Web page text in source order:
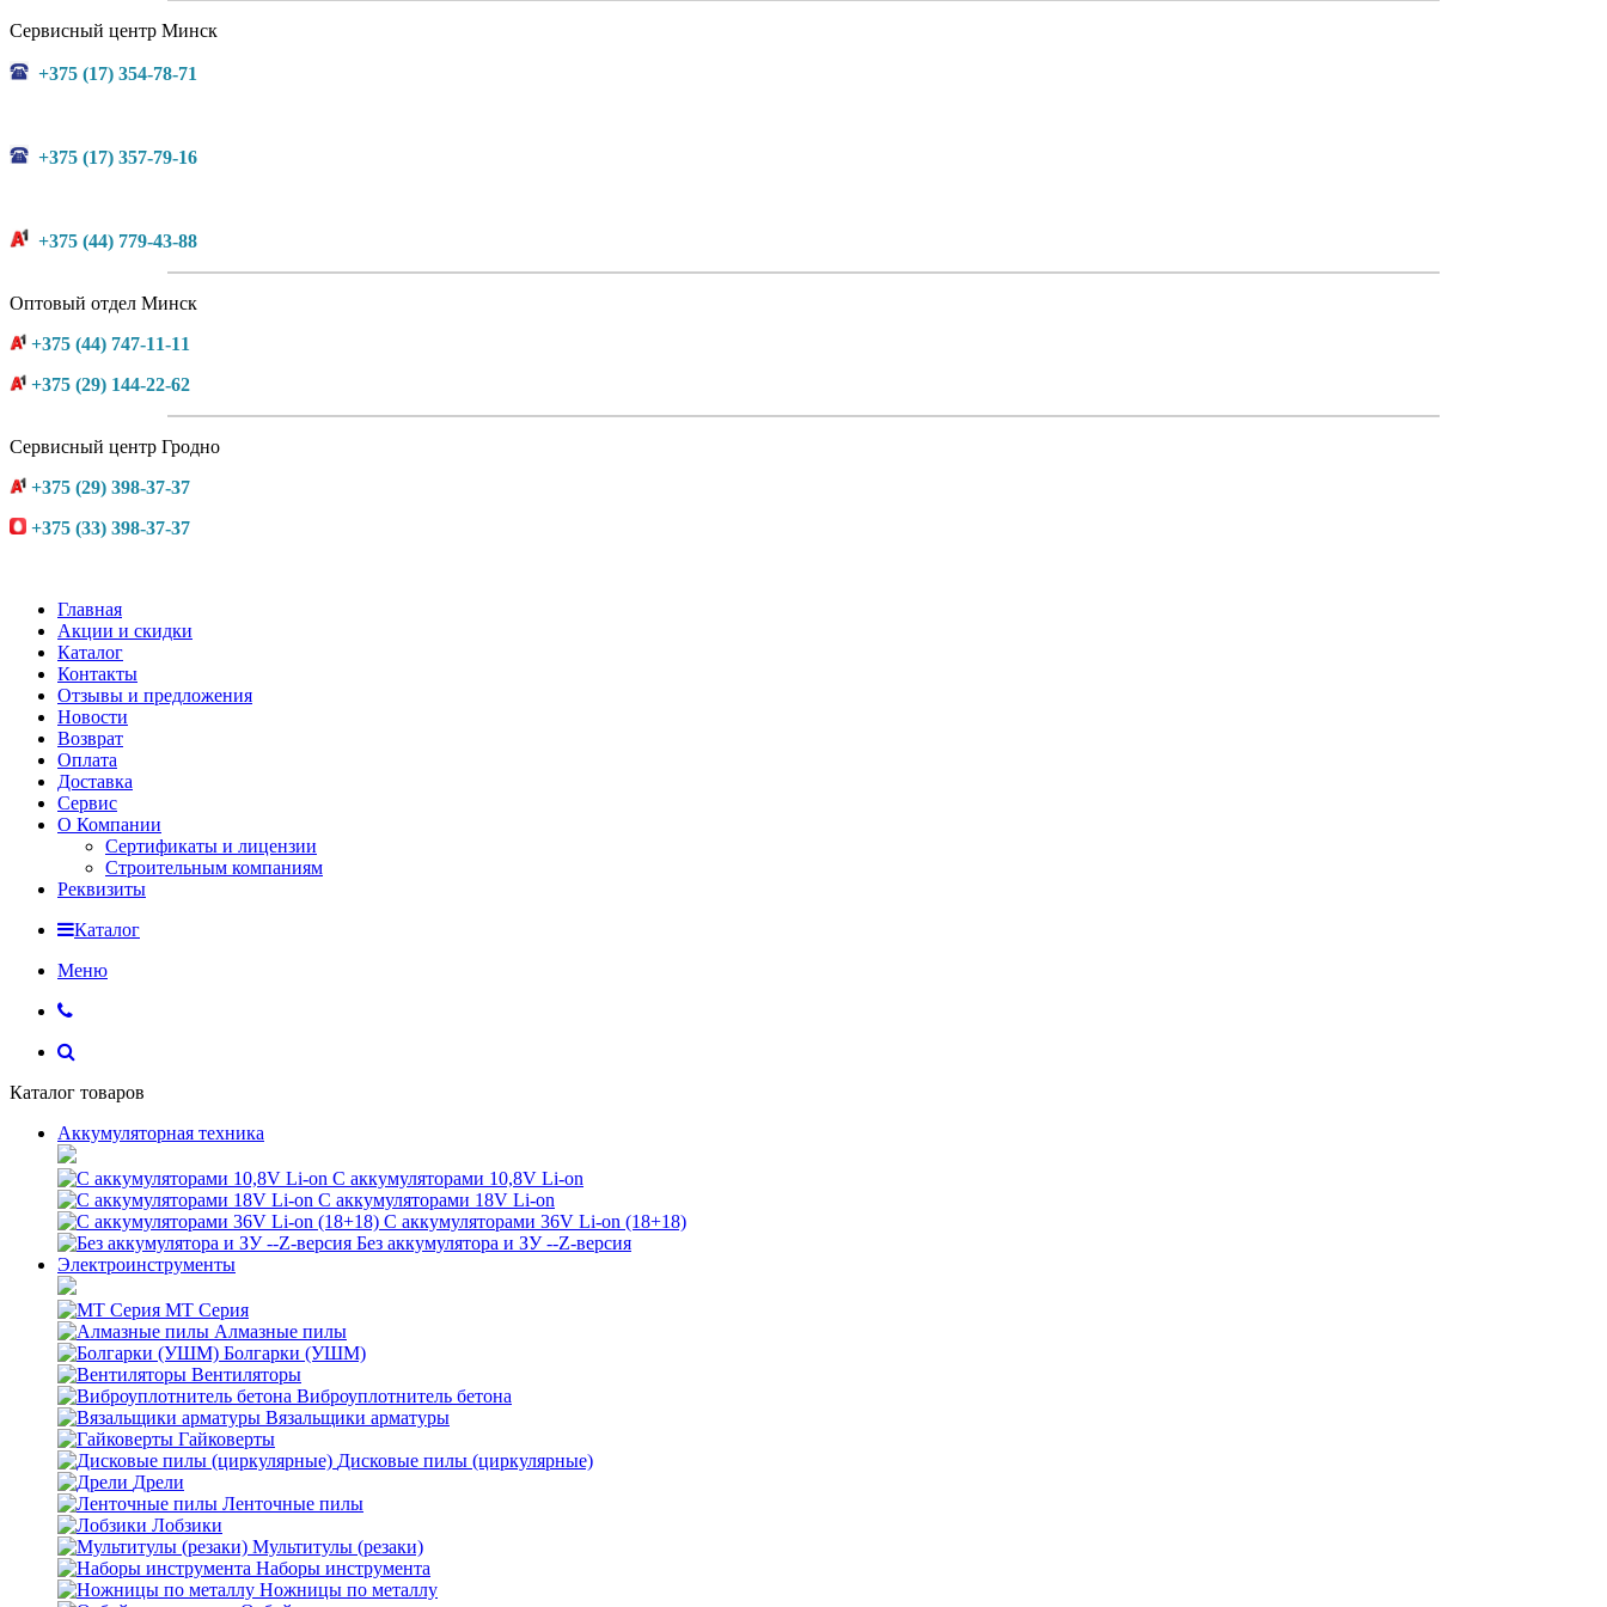
Сервисный центр Минск
+375 (17) 354-78-71
+375 (17) 357-79-16
+375 (44) 779-43-88
Оптовый отдел Минск
+375 (44) 747-11-11
+375 (29) 144-22-62
Сервисный центр Гродно
+375 (29) 398-37-37
+375 (33) 398-37-37
Главная
Акции и скидки
Каталог
Контакты
Отзывы и предложения
Новости
Возврат
Оплата
Доставка
Сервис
О Компании
Сертификаты и лицензии
Строительным компаниям
Реквизиты
Каталог
Меню
Каталог товаров
Аккумуляторная техника
С аккумуляторами 10,8V Li-on
С аккумуляторами 18V Li-on
С аккумуляторами 36V Li-on (18+18)
Без аккумулятора и ЗУ --Z-версия
Электроинструменты
MT Серия
Алмазные пилы
Болгарки (УШМ)
Вентиляторы
Виброуплотнитель бетона
Вязальщики арматуры
Гайковерты
Дисковые пилы (циркулярные)
Дрели
Ленточные пилы
Лобзики
Мультитулы (резаки)
Наборы инструмента
Ножницы по металлу